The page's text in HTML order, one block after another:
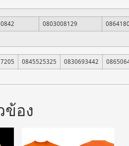
0803008129
0845525325 0830693442
ข้อง